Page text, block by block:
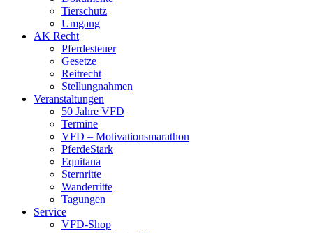
Tierschutz
Umgang
AK Recht
Pferdesteuer
Gesetze
Reitrecht
Stellungnahmen
Veranstaltungen
50 Jahre VFD
Termine
VFD – Motivationsmarathon
PferdeStark
Equitana
Sternritte
Wanderritte
Tagungen
Service
VFD-Shop